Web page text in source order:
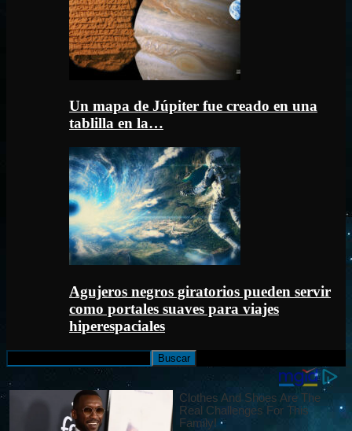
Un mapa de Júpiter fue creado en una
tablilla en la…
Agujeros negros giratorios pueden servir
como portales suaves para viajes
hiperespaciales